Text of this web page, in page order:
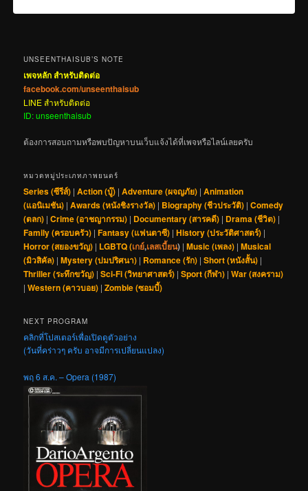
UNSEENTHAISUB’S NOTE
เพจหลัก สำหรับติดต่อ
facebook.com/unseenthaisub
LINE สำหรับติดต่อ
ID: unseenthaisub
ต้องการสอบถามหรือพบปัญหาบนเว็บแจ้งได้ที่เพจหรือไลน์เลยครับ
หมวดหมู่ประเภทภาพยนตร์
Series (ซีรีส์) |Action (บู๊) |Adventure (ผจญภัย) |Animation
(แอนิเมชัน) |Awards (หนังชิงรางวัล) | Biography (ชีวประวัติ) |Comedy
(ตลก) |Crime (อาชญากรรม) | Documentary (สารคดี) | Drama (ชีวิต) |
Family (ครอบครัว) |Fantasy (แฟนตาซี) |History (ประวัติศาสตร์) |
Horror (สยองขวัญ) | LGBTQ (เกย์,เลสเบี้ยน) |Music (เพลง) |Musical
(มิวสิคัล) |Mystery (ปมปริศนา) | Romance (รัก) |Short (หนังสั้น) |
Thriller (ระทึกขวัญ) |Sci-Fi (วิทยาศาสตร์) |Sport (กีฬา) |War (สงคราม)
|Western (คาวบอย) |Zombie (ซอมบี้)
NEXT PROGRAM
คลิกที่โปสเตอร์เพื่อเปิดดูตัวอย่าง
(วันที่คร่าวๆ ครับ อาจมีการเปลี่ยนแปลง)
พฤ 6 ส.ค. – Opera (1987)